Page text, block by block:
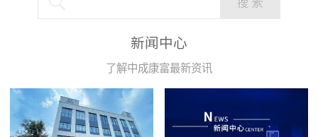
新闻中心
了解中成康富最新资讯